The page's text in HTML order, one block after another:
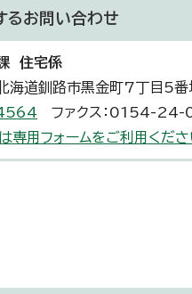
るお問い合わせ
住宅係
道釧路市黒金町7丁目5番
ファクス：0154-24-
専用フォームをご利用くださ